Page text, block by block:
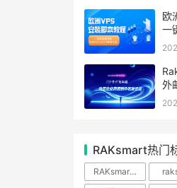
欧
一
外
跨
RAKsmart热门
RAKsmart服务器